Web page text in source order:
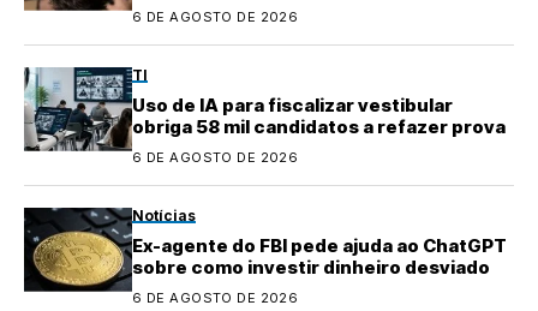
6 DE AGOSTO DE 2026
TI
Uso de IA para fiscalizar vestibular
obriga 58 mil candidatos a refazer prova
6 DE AGOSTO DE 2026
Notícias
Ex-agente do FBI pede ajuda ao ChatGPT
sobre como investir dinheiro desviado
6 DE AGOSTO DE 2026